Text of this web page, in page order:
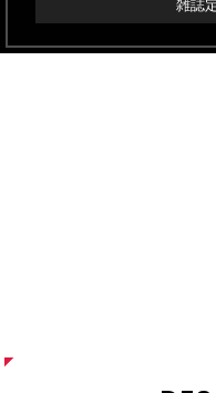
雑誌